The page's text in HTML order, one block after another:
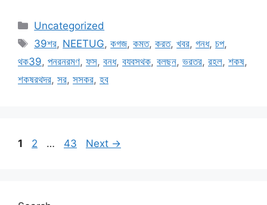
Categories
Uncategorized
Tags
39শর, NEETUG,কগজ,কমত,করত,খবর,গনধ,চপ,
থক39, পনরনরমণ, ফস, বনধ, বযবসথক, বলছন, ভরতর, রহল, শকষ,
শকষরথদর, সর, সসকর, হব
Page
1 Page
2 … Page
43 Next →